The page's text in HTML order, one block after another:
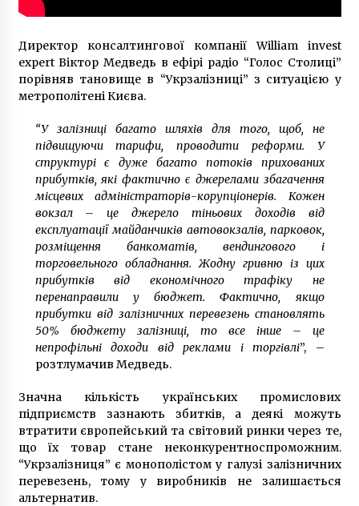
6 років ago
Директор консалтингової компанії William invest
expert Віктор Медведь в ефірі радіо “Голос Столиці”
порівняв тановище в “Укрзалізниці” з ситуацією у
метрополітені Києва.
“У залізниці багато шляхів для того, щоб, не
підвищуючи тарифи, проводити реформи. У
структурі є дуже багато потоків прихованих
прибутків, які фактично є джерелами збагачення
місцевих адміністраторів-корупціонерів. Кожен
вокзал – це джерело тіньових доходів від
експлуатації майданчиків автовокзалів, парковок,
розміщення банкоматів, вендингового і
торговельного обладнання. Жодну гривню із цих
прибутків від економічного трафіку не
перенаправили у бюджет. Фактично, якщо
прибутки від залізничних перевезень становлять
50% бюджету залізниці, то все інше – це
непрофільні доходи від реклами і торгівлі”, –
розтлумачив Медведь.
Значна кількість українських промислових
підприємств зазнають збитків, а деякі можуть
втратити європейський та світовий ринки через те,
що їх товар стане неконкурентноспроможним.
“Укрзалізниця” є монополістом у галузі залізничних
перевезень, тому у виробників не залишається
альтернатив.